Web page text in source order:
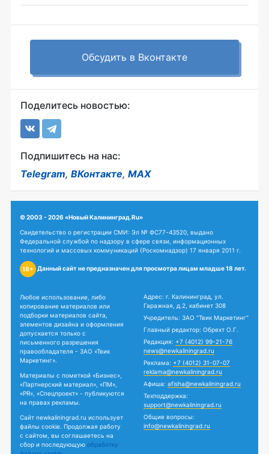
Обсудить в Вконтакте
Поделитесь новостью:
Подпишитесь на нас:
Telegram, ВКонтакте, MAX
© 2003 - 2026 «Новый Калининград.Ru»
Свидетельство о регистрации СМИ: Эл № ФС77-43520, выдано
Федеральной службой по надзору в сфере связи, информационных
технологий и массовых коммуникаций (Роскомнадзор) 17 января 2011 г.
18+ Данный сайт не предназначен для просмотра лицам младше 18 лет.
Любое использование, либо
копирование материалов или
подборки материалов сайта,
элементов дизайна и оформления
допускается только с
письменного разрешения
правообладателя - ЗАО «Твик
Маркетинг».
Материалы с пометкой «Бизнес»,
«Партнерский материал», «ПМ»,
«PR», «Спецпроект» - публикуются
на правах рекламы.
Сайт newkaliningrad.ru использует
файлы cookie. Продолжая работу
с сайтом, вы соглашаетесь на
сбор и последующую обработку
Адрес: г. Калининград, ул.
Гаражная, д.2, кабинет 308
Учредитель: ЗАО "Твик Маркетинг"
Главный редактор: Обрехт О.Г.
Редакция: +7 (4012) 99-21-76
news@newkaliningrad.ru
Реклама: +7 (4012) 31-07-07
reklama@newkaliningrad.ru
Афиша: afisha@newkaliningrad.ru
Техподдержка:
support@newkaliningrad.ru
Общие вопросы:
info@newkaliningrad.ru